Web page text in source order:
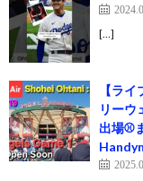
[…]
【ラ
リーウ
出場⚾️